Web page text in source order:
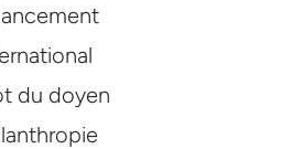
du doyen